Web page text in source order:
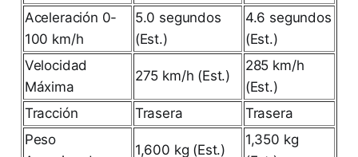
Aceleración 0-
100 km/h
5.0 segundos
(Est.)
4.6 segundos
(Est.)
Velocidad
Máxima
275 km/h (Est.)
285 km/h
(Est.)
Tracción
Trasera
Trasera
Peso
1,600 kg (Est.)
1,350 kg